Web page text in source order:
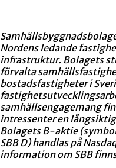
Nordens ledande
infrastruktur. Bolagets
förvalta
bostadsfastigheter i
samhällsengagemang
intressenter en
Bolagets B-aktie
SBB D) handlas på
information om SBB